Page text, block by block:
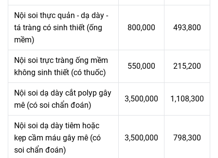
Nội soi thực quản - dạ dày -
tá tràng có sinh thiết (ống
mềm)
800,000 493,800
Nội soi trực tràng ống mềm
không sinh thiết (có thuốc)
550,000 215,200
Nội soi dạ dày cắt polyp gây
mê (có soi chẩn đoán)
3,500,000 1,108,300
Nội soi dạ dày tiêm hoặc
kẹp cầm máu gây mê (có
soi chẩn đoán)
3,500,000 798,300